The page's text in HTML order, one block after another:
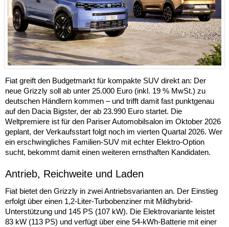
Fiat greift den Budgetmarkt für kompakte SUV direkt an: Der
neue Grizzly soll ab unter 25.000 Euro (inkl. 19 % MwSt.) zu
deutschen Händlern kommen – und trifft damit fast punktgenau
auf den Dacia Bigster, der ab 23.990 Euro startet. Die
Weltpremiere ist für den Pariser Automobilsalon im Oktober 2026
geplant, der Verkaufsstart folgt noch im vierten Quartal 2026. Wer
ein erschwingliches Familien-SUV mit echter Elektro-Option
sucht, bekommt damit einen weiteren ernsthaften Kandidaten.
Antrieb, Reichweite und Laden
Fiat bietet den Grizzly in zwei Antriebsvarianten an. Der Einstieg
erfolgt über einen 1,2-Liter-Turbobenziner mit Mildhybrid-
Unterstützung und 145 PS (107 kW). Die Elektrovariante leistet
83 kW (113 PS) und verfügt über eine 54-kWh-Batterie mit einer